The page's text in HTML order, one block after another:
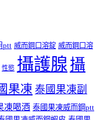
ptt 威而鋼口溶錠 威而鋼口溶
性慾 攝護腺 攝
果凍 泰國果凍副
凍喝酒 泰國果凍威而鋼ptt